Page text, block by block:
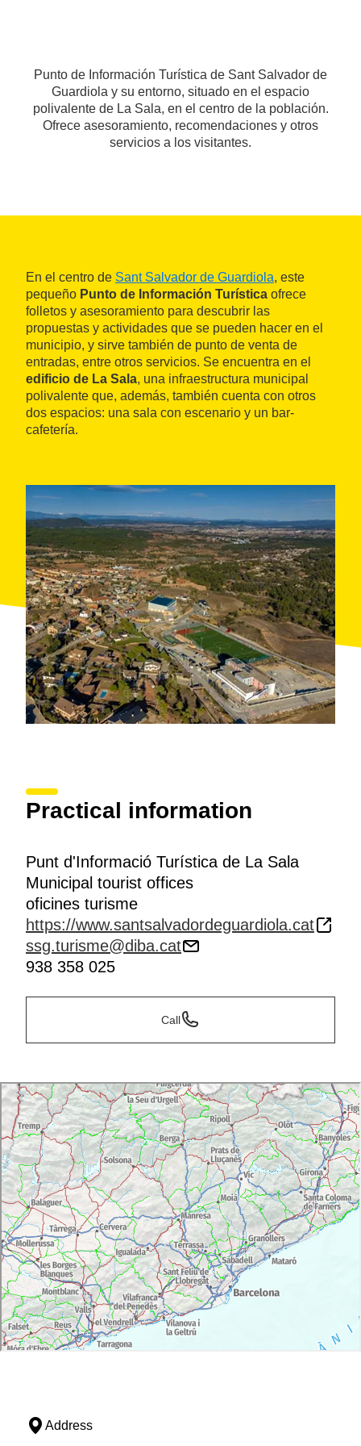
Punto de Información Turística de Sant Salvador de
Guardiola y su entorno, situado en el espacio
polivalente de La Sala, en el centro de la población.
Ofrece asesoramiento, recomendaciones y otros
servicios a los visitantes.
En el centro de Sant Salvador de Guardiola, este
pequeño Punto de Información Turística ofrece
folletos y asesoramiento para descubrir las
propuestas y actividades que se pueden hacer en el
municipio, y sirve también de punto de venta de
entradas, entre otros servicios. Se encuentra en el
edificio de La Sala, una infraestructura municipal
polivalente que, además, también cuenta con otros
dos espacios: una sala con escenario y un bar-
cafetería.
Practical information
Punt d'Informació Turística de La Sala
Municipal tourist offices
oficines turisme
https://www.santsalvadordeguardiola.cat
ssg.turisme@diba.cat
938 358 025
Call
Address